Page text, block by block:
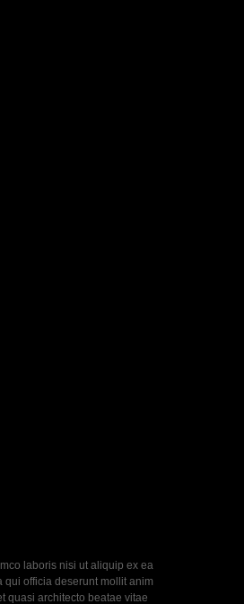
laboris nisi ut aliquip ex ea
officia deserunt mollit anim
quasi architecto beatae vitae